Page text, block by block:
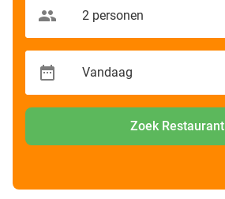
Zoek Restaurant